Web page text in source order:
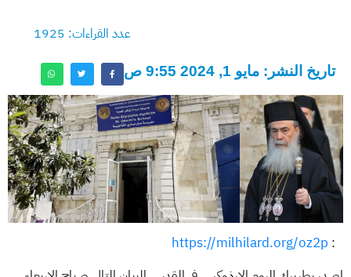
عدد القراءات: 1925
تاريخ النشر: مايو 1, 2024 9:55 ص
:
https://milhilard.org/oz2p